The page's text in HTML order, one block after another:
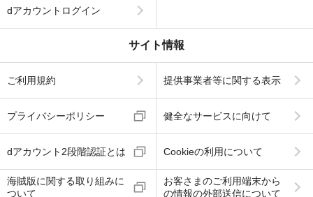
dアカウントログイン
サイト情報
ご利用規約 提供事業者等に関する表示
プライバシーポリシー 健全なサービスに向けて
dアカウント2段階認証とは Cookieの利用について
海賊版に関する取り組みに
ついて
お客さまのご利用端末から
の情報の外部送信について